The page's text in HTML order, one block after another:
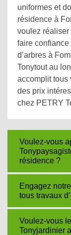
uniformes et
résidence à
voulez
faire
d’arbres à
Tonytout au
accomplit tous
des prix
chez PETRY
Voulez-vous
résidence ?
Engagez
tous travaux
Voulez-vous
Tonyjardinier